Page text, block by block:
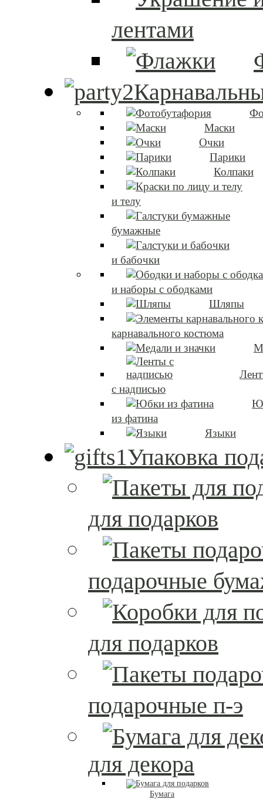
лентами
Маски
Очки
Парики
Колпаки
и телу
бумажные
и бабочки
и наборы с ободками
Шляпы
карнавального костюма
с надписью
из фатина
Языки
Упаковка
для подарков
подарочные
для подарков
подарочные п-э
для декора
Бумага